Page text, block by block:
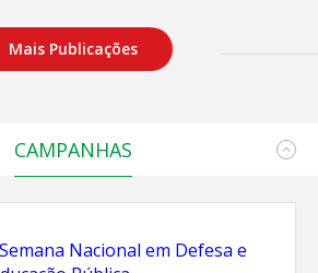
Mais Publicações
CAMPANHAS